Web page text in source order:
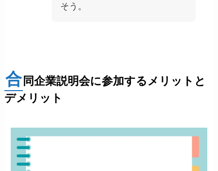
そう。
合 同企業説明会に参加するメリットと
デメリット